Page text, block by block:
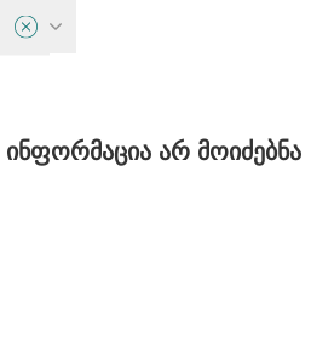
ინფორმაცია არ მოიძებნა